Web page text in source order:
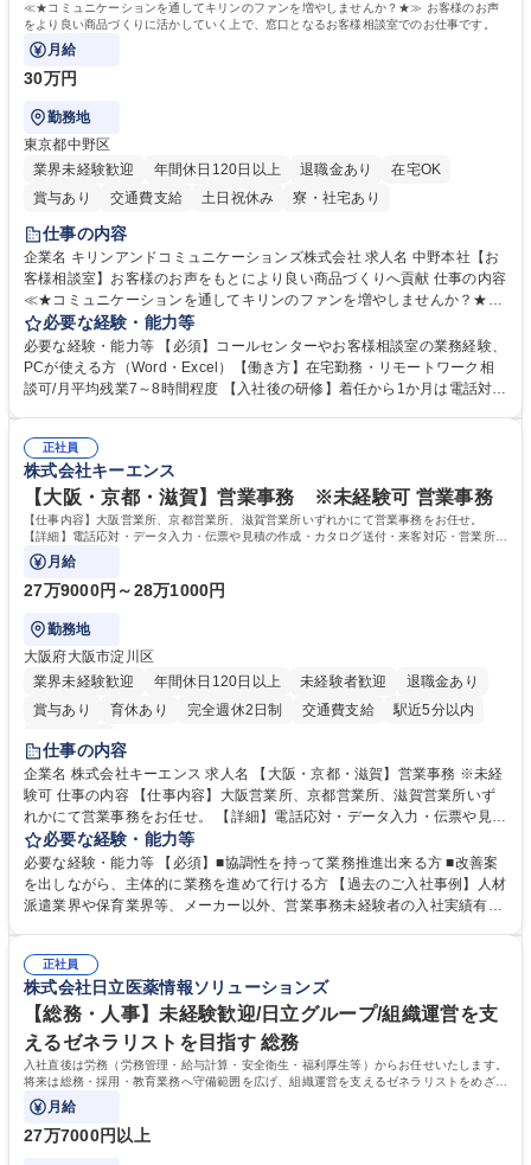
≪★コミュニケーションを通してキリンのファンを増やしませんか？★≫ お客様のお声
をより良い商品づくりに活かしていく上で、窓口となるお客様相談室でのお仕事です。
月給
30万円
勤務地
東京都中野区
業界未経験歓迎
年間休日120日以上 退職金あり
在宅OK
賞与あり
交通費支給 土日祝休み 寮・社宅あり
仕事の内容
企業名 キリンアンドコミュニケーションズ株式会社 求人名 中野本社【お
客様相談室】お客様のお声をもとにより良い商品づくりへ貢献 仕事の内容
≪★コミュニケーションを通してキリンのファンを増やしませんか？★≫
お客様のお声をより良い商品づくりに活かしていく上で、窓口となるお客
様相談室でのお仕事です。 日々お客様からいただくキリングループへのご
意見を、企業活動に活かしています。お客様からの声に迅速かつ誠意をも
って対応、情報提供するとともにグループ内活動に反映しています。 【具
平均100件前後■メール・手紙：同上40件前後 募集職種 中野本社【お客様
相談室】お客様のお声をもとにより良い商品づくりへ貢献
必要な経験・能力等
必要な経験・能力等 【必須】コールセンターやお客様相談室の業務経験、
PCが使える方（Word・Excel）【働き方】在宅勤務・リモートワーク相
談可/月平均残業7～8時間程度 【入社後の研修】着任から1か月は電話対応
すのでご安心ください。 【当社について】キリングループの広報機能を担
う会社として、お客様との出会いを大切にし、磨き上げたホスピタリティ
を込めてコミュニケーションをとりながら広報関連業務を行っておりま
す。 学歴・資格 学歴：大学院 大学 高専 短大 専修学校 高校 語学力： 資
格：
正社員
株式会社キーエンス
【大阪・京都・滋賀】営業事務 ※未経験可 営業事務
【仕事内容】大阪営業所、京都営業所、滋賀営業所いずれかにて営業事務をお任せ。
【詳細】電話応対・データ入力・伝票や見積の作成・カタログ送付・来客対応・営業所内
で発生する事務業務や業務改善をお任せ。
月給
27万9000円～28万1000円
勤務地
大阪府大阪市淀川区
業界未経験歓迎
年間休日120日以上 未経験者歓迎
退職金あり
賞与あり
育休あり 完全週休2日制 交通費支給
駅近5分以内
土日祝休み
仕事の内容
企業名 株式会社キーエンス 求人名 【大阪・京都・滋賀】営業事務 ※未経
験可 仕事の内容 【仕事内容】大阪営業所、京都営業所、滋賀営業所いず
れかにて営業事務をお任せ。 【詳細】電話応対・データ入力・伝票や見積
の作成・カタログ送付・来客対応・営業所内で発生する事務業務や業務改
善をお任せ。 【教育制度】ご入社後、育成担当とペアになりながらOJTに
て業務を覚えていただくことが可能です。業務システムがきちんと構築さ
れているため、スムーズに仕事に慣れることができる環境です。また、
募集職種 【大阪・京都・滋賀】営業事務 ※未経験可
必要な経験・能力等
必要な経験・能力等 【必須】■協調性を持って業務推進出来る方 ■改善案
を出しながら、主体的に業務を進めて行ける方 【過去のご入社事例】人材
派遣業界や保育業界等、メーカー以外、営業事務未経験者の入社実績有
えて、お客様や社員の状況に合わせ、能動的なサポート、改善の動きも期
待され。組織を支えるスペシャリストとして、チームに貢献し、結果的に
社員から頼られる存在になることができます。平均19:30の退勤以降の業
務の持ち帰りも禁止されており、メリハリのある働き方となります。 学
歴・資格 学歴：大学院 大学 高専 短大 語学力： 資格：
正社員
株式会社日立医薬情報ソリューションズ
【総務・人事】未経験歓迎/日立グループ/組織運営を支
えるゼネラリストを目指す 総務
入社直後は労務（労務管理・給与計算・安全衛生・福利厚生等）からお任せいたします。
将来は総務・採用・教育業務へ守備範囲を広げ、組織運営を支えるゼネラリストをめざせ
ます。
月給
27万7000円以上